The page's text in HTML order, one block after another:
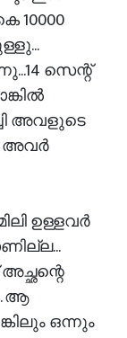
10000
സെന്റ്
അവളുടെ
അവർ
ഉള്ളവർ
ആ
ഒന്നും